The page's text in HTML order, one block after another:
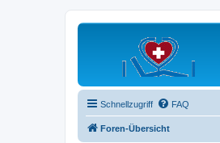
Schnellzugriff FAQ
Foren-Übersicht